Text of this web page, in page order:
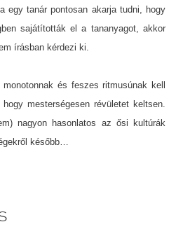
egy tanár pontosan akarja tudni, hogy
sajátították el a tananyagot, akkor
írásban kérdezi ki.
és feszes ritmusúnak kell
mesterségesen révületet keltsen.
nagyon hasonlatos az ősi kultúrák
később…